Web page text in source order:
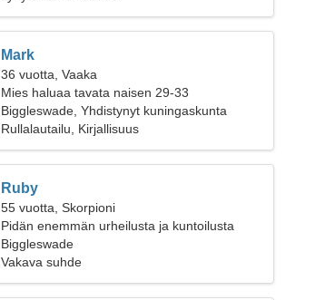
Mark
36 vuotta, Vaaka
Mies haluaa tavata naisen 29-33
Biggleswade, Yhdistynyt kuningaskunta
Rullalautailu, Kirjallisuus
Ruby
55 vuotta, Skorpioni
Pidän enemmän urheilusta ja kuntoilusta
Biggleswade
Vakava suhde